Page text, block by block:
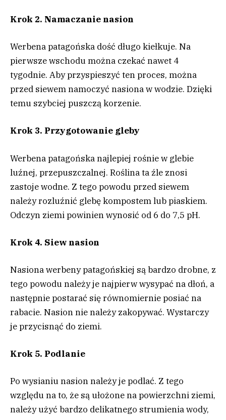
Krok 2. Namaczanie nasion
Werbena patagońska dość długo kiełkuje. Na
pierwsze wschodu można czekać nawet 4
tygodnie. Aby przyspieszyć ten proces, można
przed siewem namoczyć nasiona w wodzie. Dzięki
temu szybciej puszczą korzenie.
Krok 3. Przygotowanie gleby
Werbena patagońska najlepiej rośnie w glebie
luźnej, przepuszczalnej. Roślina ta źle znosi
zastoje wodne. Z tego powodu przed siewem
należy rozluźnić glebę kompostem lub piaskiem.
Odczyn ziemi powinien wynosić od 6 do 7,5 pH.
Krok 4. Siew nasion
Nasiona werbeny patagońskiej są bardzo drobne, z
tego powodu należy je najpierw wysypać na dłoń, a
następnie postarać się równomiernie posiać na
rabacie. Nasion nie należy zakopywać. Wystarczy
je przycisnąć do ziemi.
Krok 5. Podlanie
Po wysianiu nasion należy je podlać. Z tego
względu na to, że są ułożone na powierzchni ziemi,
należy użyć bardzo delikatnego strumienia wody,